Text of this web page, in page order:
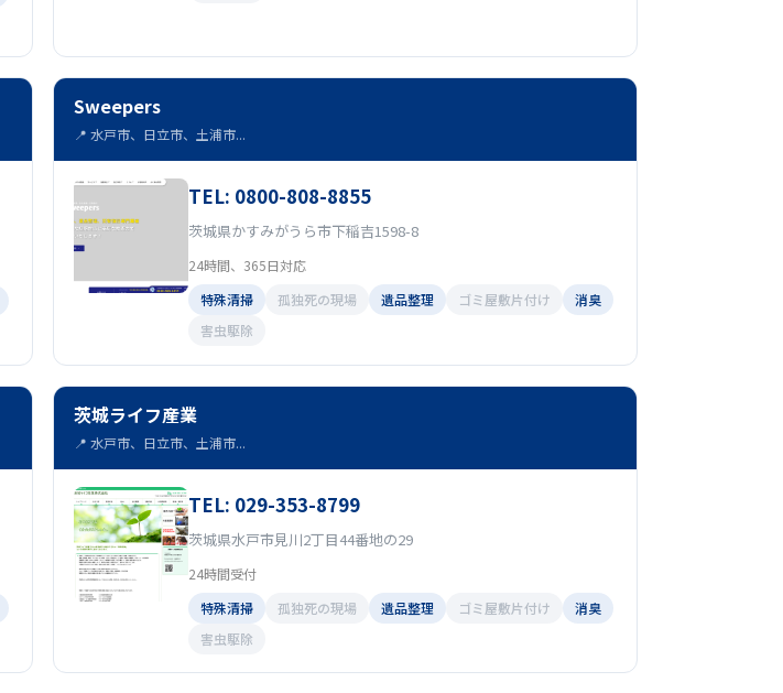
Sweepers
📍 水戸市、日立市、土浦市...
TEL: 0800-808-8855
茨城県かすみがうら市下稲吉1598-8
24時間、365日対応
特殊清掃
孤独死の現場 遺品整理 ゴミ屋敷片付け
消臭
害虫駆除
茨城ライフ産業
📍 水戸市、日立市、土浦市...
TEL: 029-353-8799
茨城県水戸市見川2丁目44番地の29
24時間受付
特殊清掃
孤独死の現場 遺品整理 ゴミ屋敷片付け
消臭
害虫駆除